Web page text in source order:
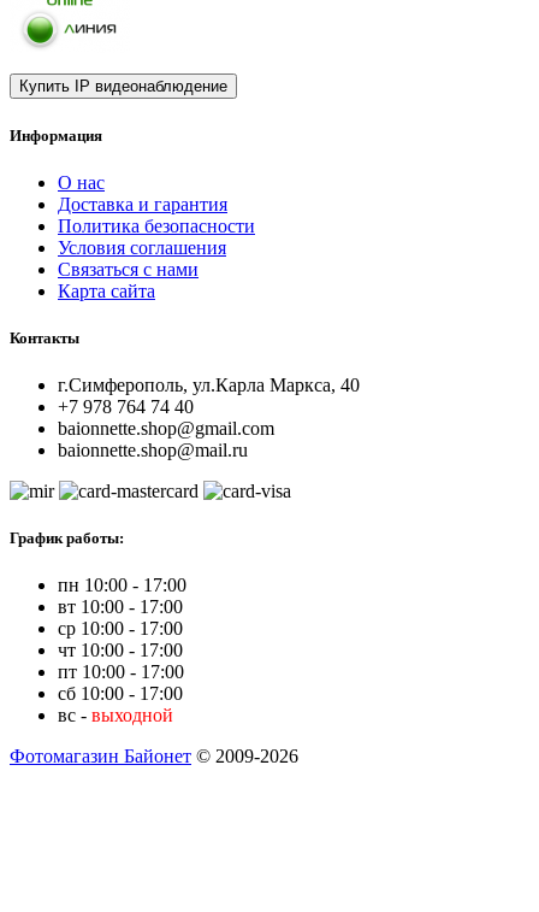
Информация
О нас
Доставка и гарантия
Политика безопасности
Условия соглашения
Связаться с нами
Карта сайта
Контакты
г.Симферополь, ул.Карла Маркса, 40
+7 978 764 74 40
baionnette.shop@gmail.com
baionnette.shop@mail.ru
График работы:
пн 10:00 - 17:00
вт 10:00 - 17:00
ср 10:00 - 17:00
чт 10:00 - 17:00
пт 10:00 - 17:00
сб 10:00 - 17:00
вс - выходной
Фотомагазин Байонет © 2009-2026